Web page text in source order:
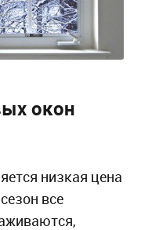
окон
низкая цена
все